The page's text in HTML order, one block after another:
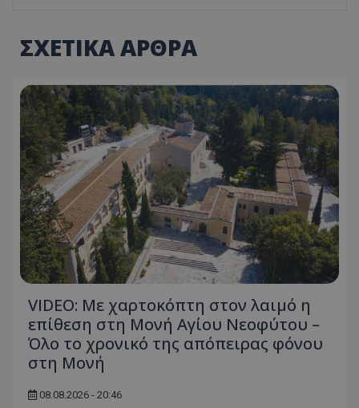
ΣΧΕΤΙΚΑ ΑΡΘΡΑ
VIDEO: Με χαρτοκόπτη στον λαιμό η
επίθεση στη Μονή Αγίου Νεοφύτου –
Όλο το χρονικό της απόπειρας φόνου
στη Μονή
08.08.2026 - 20:46